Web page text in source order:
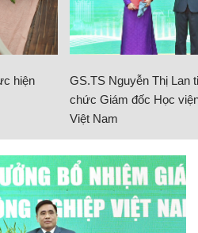
hiện
GS.TS Nguyễn Thị Lan
chức Giám đốc Học
Việt Nam